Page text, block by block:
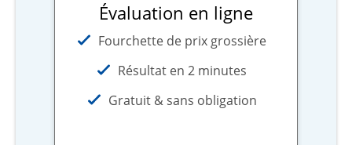
Évaluation en ligne
Fourchette de prix grossière
Résultat en 2 minutes
Gratuit & sans obligation